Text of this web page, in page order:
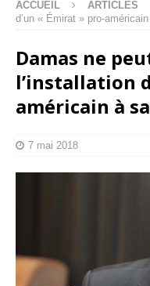
ACCUEIL ARTICLES
d’un « Émirat » pro-
Damas ne
l’installation
américain à
7 mai 2018